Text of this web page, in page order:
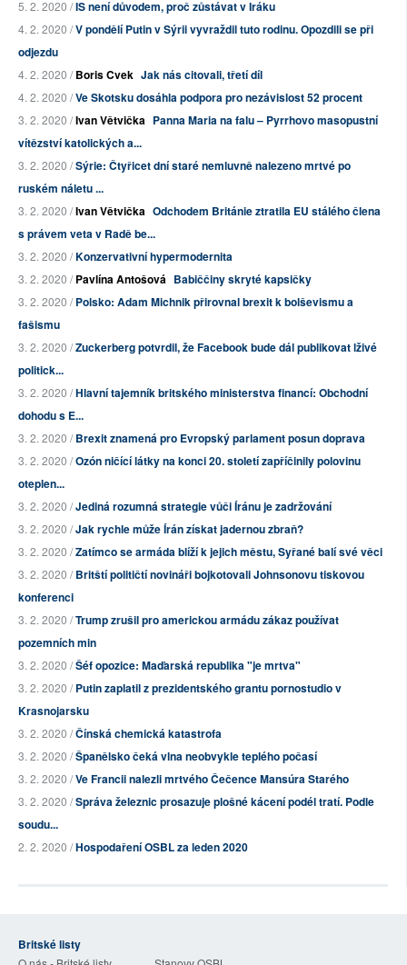
5. 2. 2020 /IS není důvodem, proč zůstávat v Iráku
4. 2. 2020 /V pondělí Putin v Sýrii vyvraždil tuto rodinu. Opozdili se při
odjezdu
4. 2. 2020 /Boris Cvek Jak nás citovali, třetí díl
4. 2. 2020 /Ve Skotsku dosáhla podpora pro nezávislost 52 procent
3. 2. 2020 /Ivan Větvička Panna Maria na falu – Pyrrhovo masopustní
vítězství katolických a...
3. 2. 2020 /Sýrie: Čtyřicet dní staré nemluvně nalezeno mrtvé po
ruském náletu ...
3. 2. 2020 /Ivan Větvička Odchodem Británie ztratila EU stálého člena
s právem veta v Radě be...
3. 2. 2020 /Konzervativní hypermodernita
3. 2. 2020 /Pavlína Antošová Babiččiny skryté kapsičky
3. 2. 2020 /Polsko: Adam Michnik přirovnal brexit k bolševismu a
fašismu
3. 2. 2020 /Zuckerberg potvrdil, že Facebook bude dál publikovat lživé
politick...
3. 2. 2020 /Hlavní tajemník britského ministerstva financí: Obchodní
dohodu s E...
3. 2. 2020 /Brexit znamená pro Evropský parlament posun doprava
3. 2. 2020 /Ozón ničící látky na konci 20. století zapříčinily polovinu
oteplen...
3. 2. 2020 /Jediná rozumná strategie vůči Íránu je zadržování
3. 2. 2020 /Jak rychle může Írán získat jadernou zbraň?
3. 2. 2020 /Zatímco se armáda blíží k jejich městu, Syřané balí své věci
3. 2. 2020 /Britští političtí novináři bojkotovali Johnsonovu tiskovou
konferenci
3. 2. 2020 /Trump zrušil pro americkou armádu zákaz používat
pozemních min
3. 2. 2020 /Šéf opozice: Maďarská republika "je mrtva"
3. 2. 2020 /Putin zaplatil z prezidentského grantu pornostudio v
Krasnojarsku
3. 2. 2020 /Čínská chemická katastrofa
3. 2. 2020 /Španělsko čeká vlna neobvykle teplého počasí
3. 2. 2020 /Ve Francii nalezli mrtvého Čečence Mansúra Starého
3. 2. 2020 /Správa železnic prosazuje plošné kácení podél tratí. Podle
soudu...
2. 2. 2020 /Hospodaření OSBL za leden 2020
Britské listy